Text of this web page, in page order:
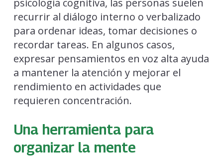
recurrir al diálogo interno o verbalizado
para ordenar ideas, tomar decisiones o
recordar tareas. En algunos casos,
expresar pensamientos en voz alta ayuda
a mantener la atención y mejorar el
rendimiento en actividades que
requieren concentración.
Una herramienta para
organizar la mente